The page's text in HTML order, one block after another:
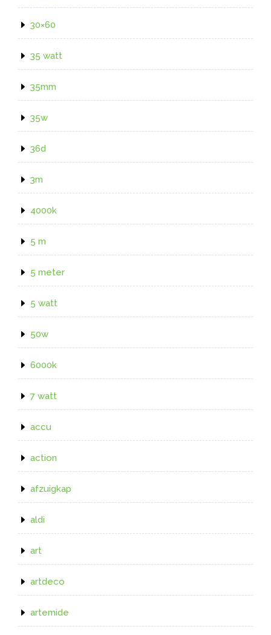
30×60
35 watt
35mm
35w
36d
3m
4000k
5 m
5 meter
5 watt
50w
6000k
7 watt
accu
action
afzuigkap
aldi
art
artdeco
artemide